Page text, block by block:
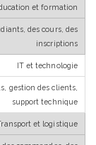
et formation
des cours, des
inscriptions
IT et technologie
gestion des clients,
support technique
et logistique